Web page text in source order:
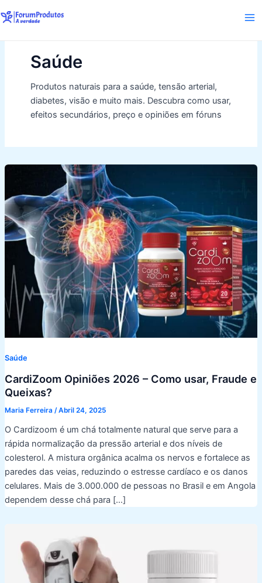
to
Saúde
Produtos naturais para a saúde, tensão arterial,
diabetes, visão e muito mais. Descubra como usar,
efeitos secundários, preço e opiniões em fóruns
Saúde
CardiZoom Opiniões 2026 – Como usar, Fraude e
Queixas?
Maria Ferreira /Abril 24, 2025
O Cardizoom é um chá totalmente natural que serve para a
rápida normalização da pressão arterial e dos níveis de
colesterol. A mistura orgânica acalma os nervos e fortalece as
paredes das veias, reduzindo o estresse cardíaco e os danos
celulares. Mais de 3.000.000 de pessoas no Brasil e em Angola
dependem desse chá para […]